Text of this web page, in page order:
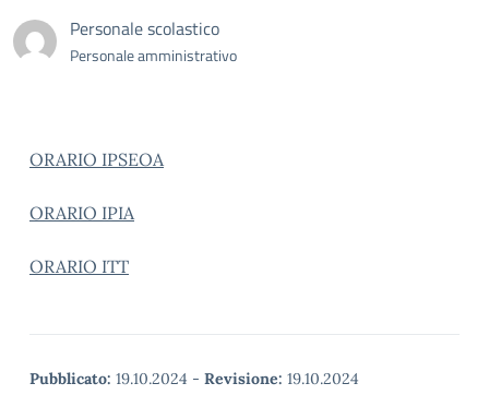
Personale scolastico
Personale amministrativo
ORARIO IPSEOA
ORARIO IPIA
ORARIO ITT
Pubblicato: 19.10.2024 - Revisione: 19.10.2024